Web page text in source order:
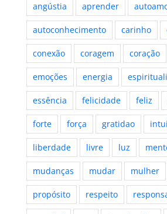
angústia aprender
autoconhecimento carinho
conexão coragem coração
emoções energia
essência felicidade feliz
forte força gratidao
liberdade livre luz
mudanças mudar mulher
propósito respeito